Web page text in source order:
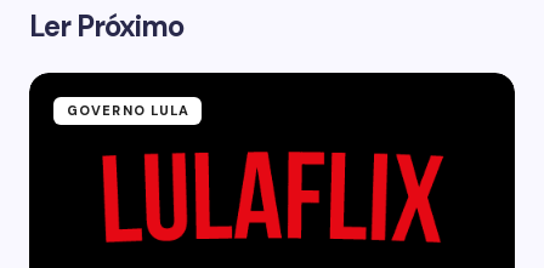
Ler Próximo
GOVERNO LULA